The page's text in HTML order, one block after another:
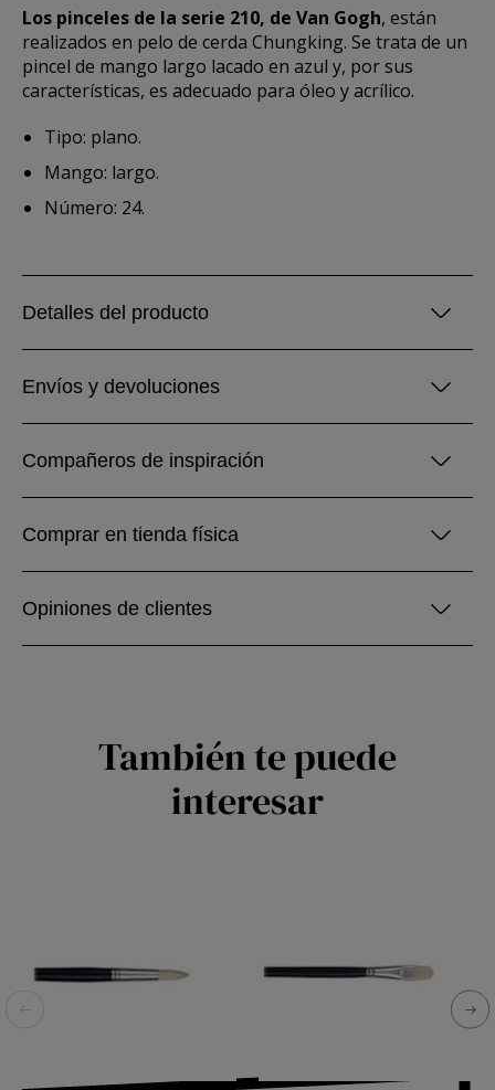
Los pinceles de la serie 210, de Van Gogh, están
realizados en pelo de cerda Chungking. Se trata de un
pincel de mango largo lacado en azul y, por sus
características, es adecuado para óleo y acrílico.
Tipo: plano.
Mango: largo.
Número: 24.
Detalles del producto
Envíos y devoluciones
Compañeros de inspiración
Comprar en tienda física
Opiniones de clientes
También te puede
interesar